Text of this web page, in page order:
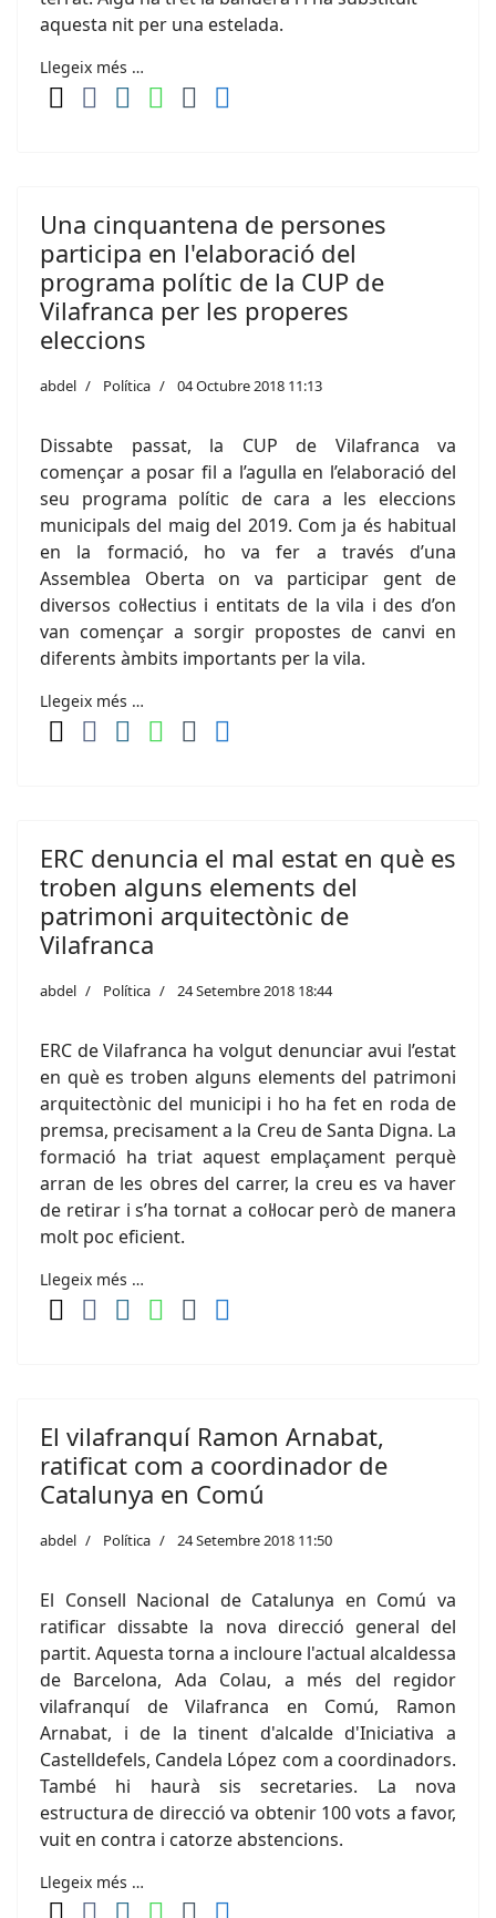
aquesta nit per una estelada.
Llegeix més …
Una cinquantena de persones
participa en l'elaboració del
programa polític de la CUP de
Vilafranca per les properes
eleccions
abdel Política 04 Octubre 2018 11:13
Dissabte passat, la CUP de Vilafranca va
començar a posar fil a l’agulla en l’elaboració del
seu programa polític de cara a les eleccions
municipals del maig del 2019. Com ja és habitual
en la formació, ho va fer a través d’una
Assemblea Oberta on va participar gent de
diversos col·lectius i entitats de la vila i des d’on
van començar a sorgir propostes de canvi en
diferents àmbits importants per la vila.
Llegeix més …
ERC denuncia el mal estat en què es
troben alguns elements del
patrimoni arquitectònic de
Vilafranca
abdel Política 24 Setembre 2018 18:44
ERC de Vilafranca ha volgut denunciar avui l’estat
en què es troben alguns elements del patrimoni
arquitectònic del municipi i ho ha fet en roda de
premsa, precisament a la Creu de Santa Digna. La
formació ha triat aquest emplaçament perquè
arran de les obres del carrer, la creu es va haver
de retirar i s’ha tornat a col·locar però de manera
molt poc eficient.
Llegeix més …
El vilafranquí Ramon Arnabat,
ratificat com a coordinador de
Catalunya en Comú
abdel Política 24 Setembre 2018 11:50
El Consell Nacional de Catalunya en Comú va
ratificar dissabte la nova direcció general del
partit. Aquesta torna a incloure l'actual alcaldessa
de Barcelona, Ada Colau, a més del regidor
vilafranquí de Vilafranca en Comú, Ramon
Arnabat, i de la tinent d'alcalde d'Iniciativa a
Castelldefels, Candela López com a coordinadors.
També hi haurà sis secretaries. La nova
estructura de direcció va obtenir 100 vots a favor,
vuit en contra i catorze abstencions.
Llegeix més …